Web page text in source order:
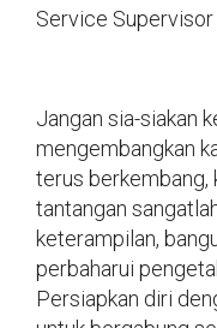
Service Supervisor
Jangan sia-siakan
mengembangkan
terus berkembang,
tantangan
keterampilan,
perbaharui
Persiapkan diri